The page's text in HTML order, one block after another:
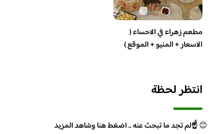
مطعم زهراء في الاحساء (
الاسعار + المنيو + الموقع )
انتظر لحظة
😊☝️لم تجد ما تبحث عنه .. اضغط هنا وشاهد المزيد